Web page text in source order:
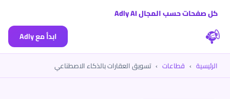
كل صفحات حسب المجال Adly AI
ابدأ مع Adly
الرئيسية › قطاعات › تسويق العقارات بالذكاء الاصطناعي